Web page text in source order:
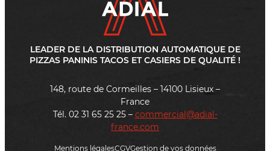
LEADER DE LA DISTRIBUTION AUTOMATIQUE DE
PIZZAS PANINIS TACOS ET CASIERS DE QUALITÉ !
148, route de Cormeilles – 14100 Lisieux –
France
Tél. 02 31 65 25 25 – commercial@adial-
france.com
Mentions légalesCGVGestion de vos données